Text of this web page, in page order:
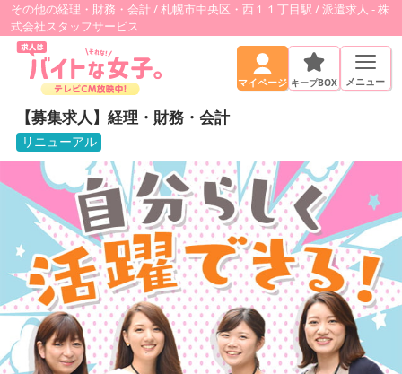
その他の経理・財務・会計 / 札幌市中央区・西１１丁目駅 / 派遣求人 - 株
式会社スタッフサービス
マイページ キープBOX メニュー
【募集求人】経理・財務・会計
リニューアル